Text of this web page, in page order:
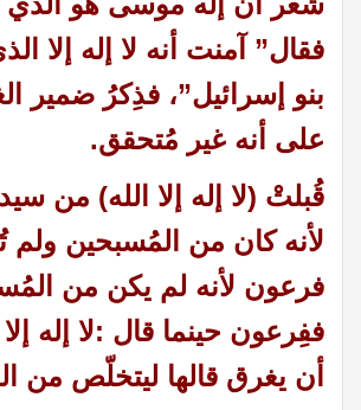
فقال” آمنت أنه لا إله إلا
بنو إسرائيل”، فذِكرُ ضمير
على أنه غير مُتحقق.
قُبلتْ (لا إله إلا الله) من
لأنه كان من المُسبحين ولم
فرعون لأنه لم يكن من
ففِرعون حينما قال :لا إله
أن يغرق قالها ليتخلّص من